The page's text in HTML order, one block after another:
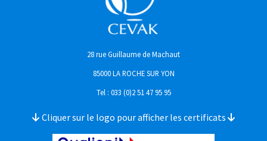
28 rue Guillaume de Machaut
85000 LA ROCHE SUR YON
Tel : 033 (0)2 51 47 95 95
Cliquer sur le logo pour afficher les certificats